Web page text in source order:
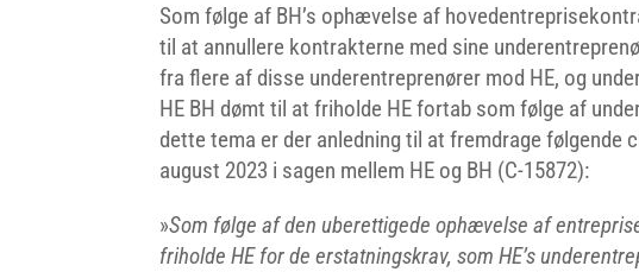
Som følge af BH’s ophævelse af
til at annullere kontrakterne med sine
fra flere af disse underentreprenører mod HE, og
HE BH dømt til at friholde HE fortab som følge af
dette tema er der anledning til at fremdrage
august 2023 i sagen mellem HE og BH (C-15872):
»Som følge af den uberettigede ophævelse af
friholde HE for de erstatningskrav, som HE’s